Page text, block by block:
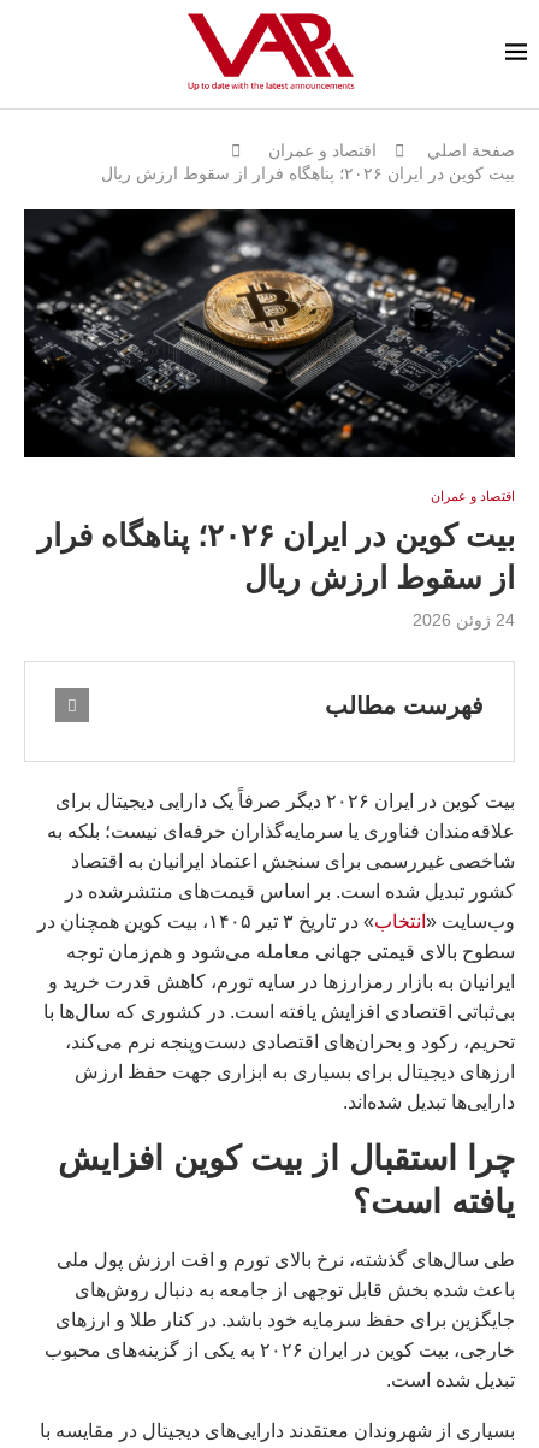
صفحة اصلي
اقتصاد و عمران
بیت کوین در ایران ۲۰۲۶؛ پناهگاه فرار از سقوط ارزش ریال
اقتصاد و عمران
بیت کوین در ایران ۲۰۲۶؛ پناهگاه فرار
از سقوط ارزش ریال
24 ژوئن 2026
فهرست مطالب
بیت کوین در ایران ۲۰۲۶ دیگر صرفاً یک دارایی دیجیتال برای
علاقه‌مندان فناوری یا سرمایه‌گذاران حرفه‌ای نیست؛ بلکه به
شاخصی غیررسمی برای سنجش اعتماد ایرانیان به اقتصاد
کشور تبدیل شده است. بر اساس قیمت‌های منتشرشده در
وب‌سایت « انتخاب
» در تاریخ ۳ تیر ۱۴۰۵، بیت کوین همچنان در
سطوح بالای قیمتی جهانی معامله می‌شود و هم‌زمان توجه
ایرانیان به بازار رمزارزها در سایه تورم، کاهش قدرت خرید و
بی‌ثباتی اقتصادی افزایش یافته است. در کشوری که سال‌ها با
تحریم، رکود و بحران‌های اقتصادی دست‌وپنجه نرم می‌کند،
ارزهای دیجیتال برای بسیاری به ابزاری جهت حفظ ارزش
دارایی‌ها تبدیل شده‌اند.
چرا استقبال از بیت کوین افزایش
یافته است؟
طی سال‌های گذشته، نرخ بالای تورم و افت ارزش پول ملی
باعث شده بخش قابل توجهی از جامعه به دنبال روش‌های
جایگزین برای حفظ سرمایه خود باشد. در کنار طلا و ارزهای
خارجی، بیت کوین در ایران ۲۰۲۶ به یکی از گزینه‌های محبوب
تبدیل شده است.
بسیاری از شهروندان معتقدند دارایی‌های دیجیتال در مقایسه با